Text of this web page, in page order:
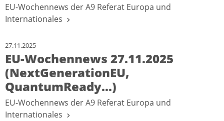
EU-Wochennews der A9 Referat Europa und
Internationales
27.11.2025
EU-Wochennews 27.11.2025
(NextGenerationEU,
QuantumReady...)
EU-Wochennews der A9 Referat Europa und
Internationales